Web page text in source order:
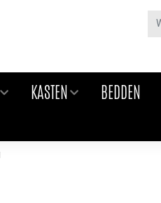
KASTEN BEDDEN